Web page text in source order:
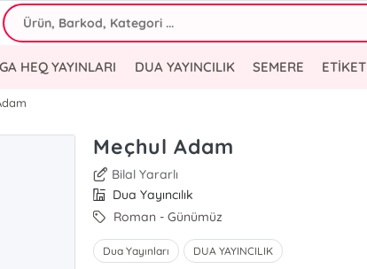
HEQ YAYINLARI DUA YAYINCILIK SEMERE ETİKET
Meçhul Adam
Bilal Yararlı
Dua Yayıncılık
Roman - Günümüz
Dua Yayınları DUA YAYINCILIK